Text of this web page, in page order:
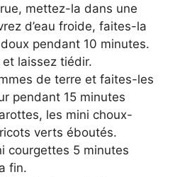
mettez-la dans une
d’eau froide, faites-la
pendant 10 minutes.
laissez tiédir.
de terre et faites-les
pendant 15 minutes
les mini choux-
verts éboutés.
courgettes 5 minutes
fin.